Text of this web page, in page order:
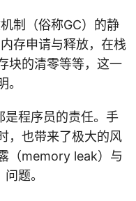
制（俗称GC）的静
存申请与释放，在栈
块的清零等等，这一
是程序员的责任。手
，也带来了极大的风
（memory leak）与
题。